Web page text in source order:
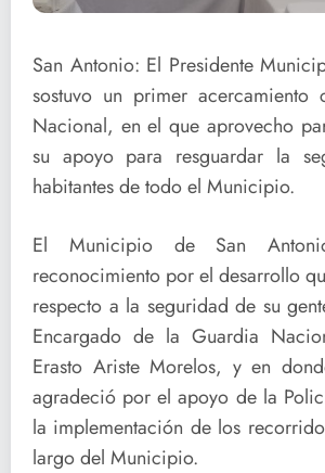
San Antonio: El Presidente
sostuvo un primer acercamiento
Nacional, en el que aprovecho
su apoyo para resguardar la
habitantes de todo el Municipio.
El Municipio de San
reconocimiento por el desarrollo
respecto a la seguridad de su
Encargado de la Guardia
Erasto Ariste Morelos, y en
agradeció por el apoyo de la
la implementación de los
largo del Municipio.